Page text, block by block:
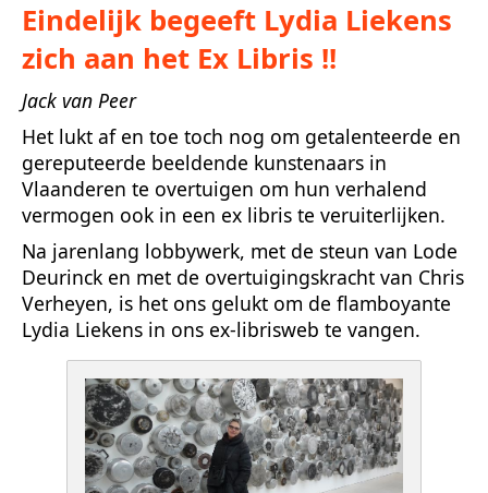
Eindelijk begeeft Lydia Liekens
zich aan het Ex Libris !!
Jack van Peer
Het lukt af en toe toch nog om getalenteerde en
gereputeerde beeldende kunstenaars in
Vlaanderen te overtuigen om hun verhalend
vermogen ook in een ex libris te veruiterlijken.
Na jarenlang lobbywerk, met de steun van Lode
Deurinck en met de overtuigingskracht van Chris
Verheyen, is het ons gelukt om de flamboyante
Lydia Liekens in ons ex-librisweb te vangen.